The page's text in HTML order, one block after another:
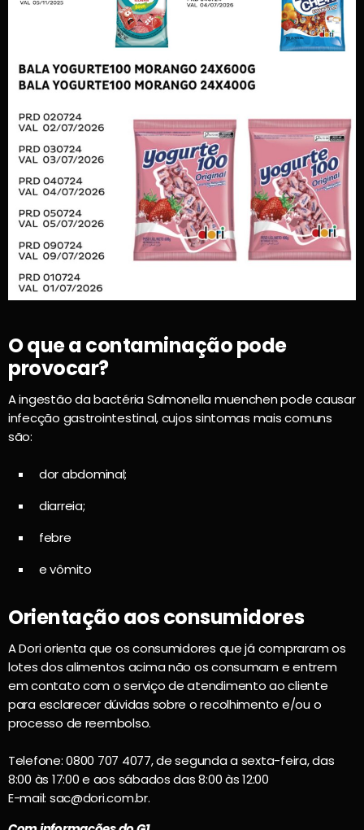
O que a contaminação pode
provocar?
A ingestão da bactéria Salmonella muenchen pode causar
infecção gastrointestinal, cujos sintomas mais comuns
são:
dor abdominal;
diarreia;
febre
e vômito
Orientação aos consumidores
A Dori orienta que os consumidores que já compraram os
lotes dos alimentos acima não os consumam e entrem
em contato com o serviço de atendimento ao cliente
para esclarecer dúvidas sobre o recolhimento e/ou o
processo de reembolso.
Telefone: 0800 707 4077, de segunda a sexta-feira, das
8:00 às 17:00 e aos sábados das 8:00 às 12:00
E-mail: sac@dori.com.br.